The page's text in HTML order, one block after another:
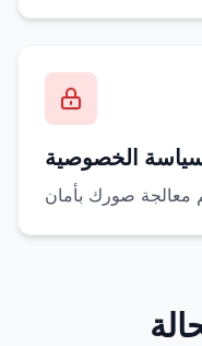
الخصوصية
صورك بأمان